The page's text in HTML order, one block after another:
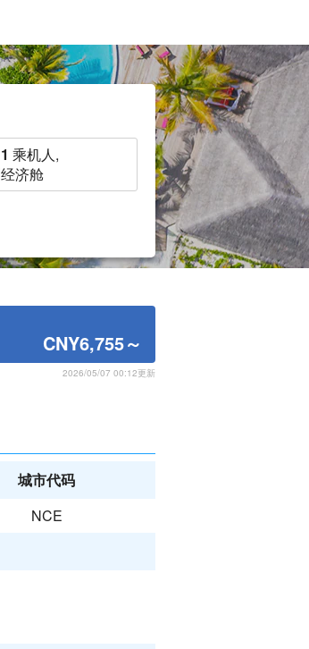
1 乘机人,
经济舱
CNY6,755～
2026/05/07 00:12更新
城市代码
NCE